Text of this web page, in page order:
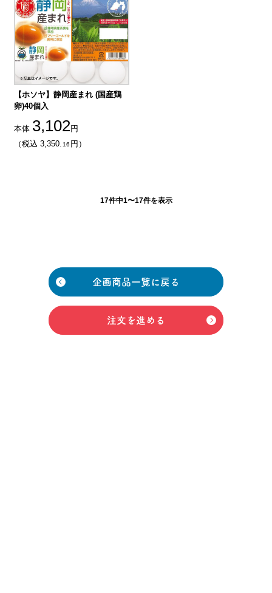
【ホソヤ】静岡産まれ (国産鶏
卵)40個入
本体 3,102円
（税込 3,350. 16 円）
17件中1〜17件を表示
企画商品一覧に戻る
注文を進める